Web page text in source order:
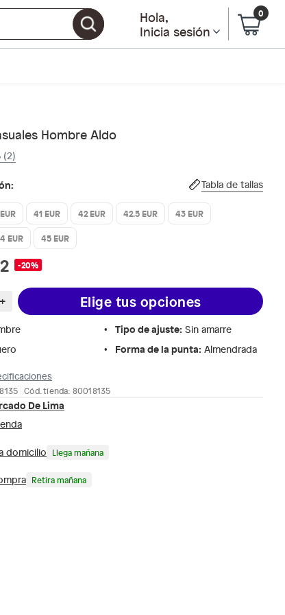
Hola,
Inicia sesión
0
Hombre Aldo
(2)
Tabla de tallas
41 EUR 42 EUR 42.5 EUR
43 EUR
EUR 45 EUR
-20%
+ Elige tus opciones
Tipo de ajuste: Sin amarre
Forma de la punta: Almendrada
Cód. tienda: 80018135
De Lima
domicilio Llega mañana
Retira mañana